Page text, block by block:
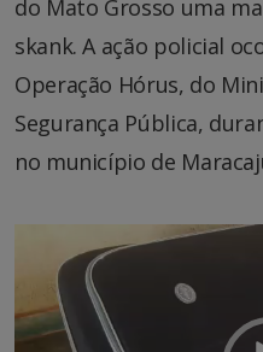
do Mato Grosso uma
skank. A ação policial
Operação Hórus, do
Segurança Pública,
no município de
vídeo